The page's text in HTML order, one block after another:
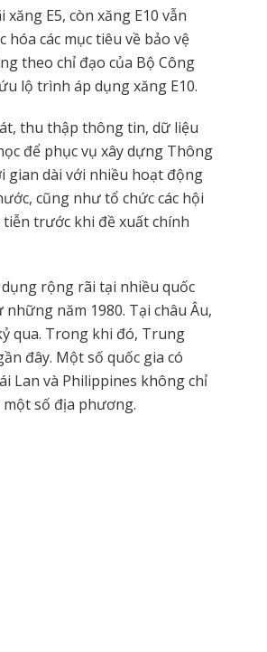
E5, còn xăng E10 vẫn
các mục tiêu về bảo vệ
theo chỉ đạo của Bộ Công
lộ trình áp dụng xăng E10.
thu thập thông tin, dữ liệu
để phục vụ xây dựng Thông
gian dài với nhiều hoạt động
cũng như tổ chức các hội
trước khi đề xuất chính
rộng rãi tại nhiều quốc
năm 1980. Tại châu Âu,
qua. Trong khi đó, Trung
đây. Một số quốc gia có
Lan và Philippines không chỉ
một số địa phương.